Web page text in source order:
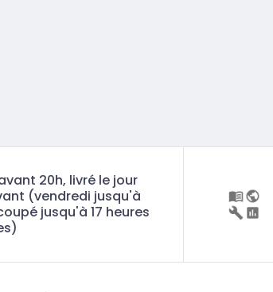
20h, livré le jour
(vendredi jusqu'à
jusqu'à 17 heures